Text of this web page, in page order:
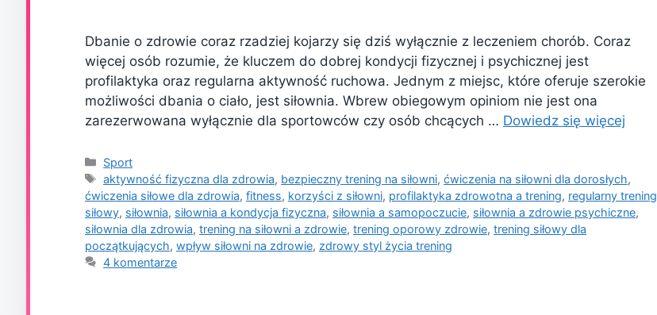
Dbanie o zdrowie coraz rzadziej kojarzy się dziś wyłącznie z leczeniem chorób. Coraz
więcej osób rozumie, że kluczem do dobrej kondycji fizycznej i psychicznej jest
profilaktyka oraz regularna aktywność ruchowa. Jednym z miejsc, które oferuje szerokie
możliwości dbania o ciało, jest siłownia. Wbrew obiegowym opiniom nie jest ona
zarezerwowana wyłącznie dla sportowców czy osób chcących … Dowiedz się więcej
Kategorie
Sport
Tagi
aktywność fizyczna dla zdrowia, bezpieczny trening na siłowni,ćwiczenia na siłowni dla dorosłych,
ćwiczenia siłowe dla zdrowia, fitness, korzyści z siłowni, profilaktyka zdrowotna a trening, regularny trening
siłowy, siłownia, siłownia a kondycja fizyczna, siłownia a samopoczucie, siłownia a zdrowie psychiczne,
siłownia dla zdrowia, trening na siłowni a zdrowie, trening oporowy zdrowie, trening siłowy dla
początkujących, wpływ siłowni na zdrowie, zdrowy styl życia trening
4 komentarze